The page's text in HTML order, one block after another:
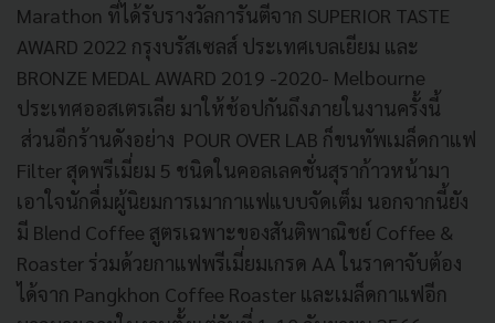
Marathon ที่ได้รับรางวัลการันตีจาก SUPERIOR TASTE
AWARD 2022 กรุงบรัสเซลส์ ประเทศเบลเยียม และ
BRONZE MEDAL AWARD 2019 -2020- Melbourne
ประเทศออสเตรเลีย มาให้ช้อปกันถึงภายในงานครั้งนี้
ส่วนอีกร้านดังอย่าง POUR OVER LAB ก็ขนทัพเมล็ดกาแฟ
Filter สุดพรีเมี่ยม 5 ชนิดในคอลเลคชั่นสุราก้าวหน้ามา
เอาใจนักดื่มผู้นิยมการเมากาแฟแบบจัดเต็ม นอกจากนี้ยัง
มี Blend Coffee สูตรเฉพาะของสันติพาณิชย์ Coffee &
Roaster ร่วมด้วยกาแฟพรีเมี่ยมเกรด AA ในราคาจับต้อง
ได้จาก Pangkhon Coffee Roaster และเมล็ดกาแฟอีก